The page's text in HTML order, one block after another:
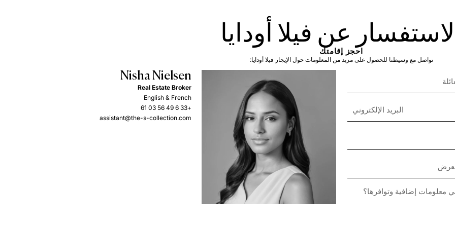
عن فيلا أودايا
احجز إقامتك
تواصل مع وسيطنا للحصول على مزيد من المعلومات حول الإيجار فيلا أودايا:
Nisha Nielsen
Real Estate Broker
English & French
+33 6 49 56 03 61
assistant@the-s-collection.com